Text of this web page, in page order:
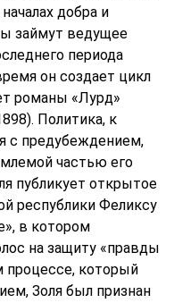
добра и
займут ведущее
периода
он создает цикл
романы «Лурд»
Политика, к
с предубеждением,
частью его
публикует открытое
республики Феликсу
в котором
на защиту «правды
процессе, который
Золя был признан